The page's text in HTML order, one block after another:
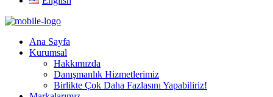
Ana Sayfa
Kurumsal
Hakkımızda
Danışmanlık Hizmetlerimiz
Birlikte Çok Daha Fazlasını Yapabiliriz!